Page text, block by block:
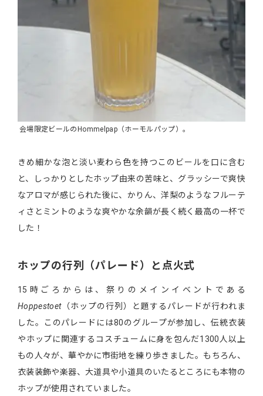
会場限定ビールのHommelpap（ホーモルパップ）。
きめ細かな泡と淡い麦わら色を持つこのビールを口に含む
と、しっかりとしたホップ由来の苦味と、グラッシーで爽快
なアロマが感じられた後に、かりん、洋梨のようなフルーテ
ィさとミントのような爽やかな余韻が長く続く最高の一杯で
した！
ホップの行列（パレード）と点火式
15時ごろからは、祭りのメインイベントである
Hoppestoet（ホップの行列）と題するパレードが行われま
した。このパレードには80のグループが参加し、伝統衣装
やホップに関連するコスチュームに身を包んだ1300人以上
もの人々が、華やかに市街地を練り歩きました。もちろん、
衣装装飾や楽器、大道具や小道具のいたるところにも本物の
ホップが使用されていました。